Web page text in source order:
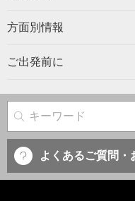
方面別情報
ご出発前に
サイト内検索
よくあるご質問・